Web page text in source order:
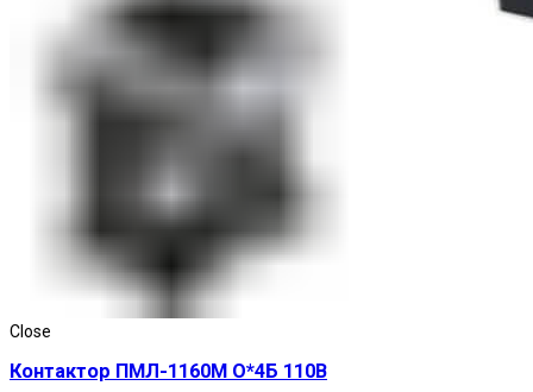
Close
Контактор ПМЛ-1160М О*4Б 110В